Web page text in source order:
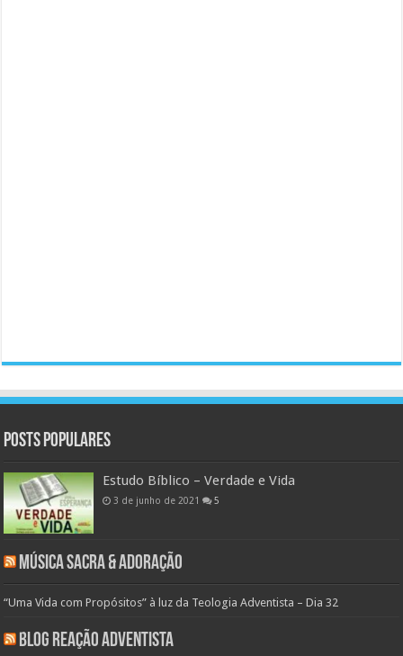
Posts populares
Estudo Bíblico – Verdade e Vida
3 de junho de 2021 5
Música Sacra & Adoração
“Uma Vida com Propósitos” à luz da Teologia Adventista – Dia 32
Blog Reação Adventista